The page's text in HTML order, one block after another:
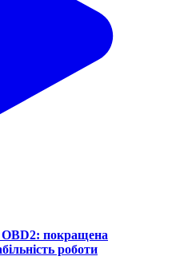
покращена
роботи